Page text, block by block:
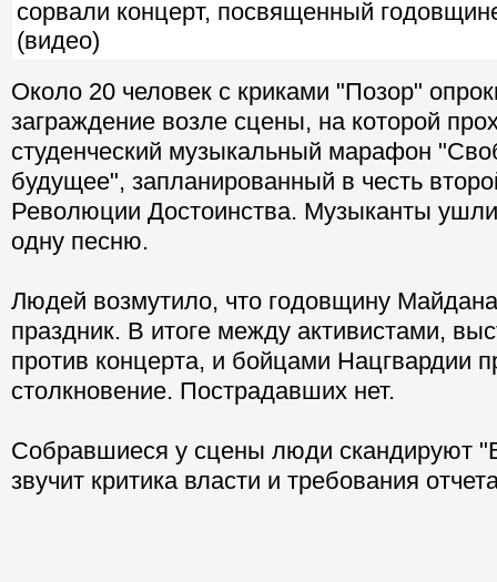
Около 20 человек с криками "Позор"
заграждение возле сцены, на которой
студенческий музыкальный марафон
будущее", запланированный в честь
Революции Достоинства. Музыканты
одну песню.
Людей возмутило, что годовщину
праздник. В итоге между активистами,
против концерта, и бойцами Нацгвардии
столкновение. Пострадавших нет.
Собравшиеся у сцены люди скандируют
звучит критика власти и требования